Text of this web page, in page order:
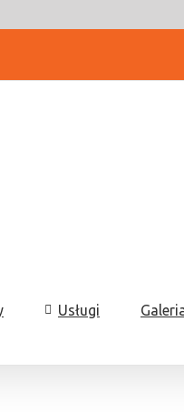
Usługi